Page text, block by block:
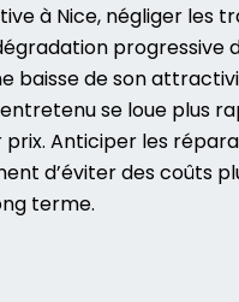
à Nice, négliger les
progressive
baisse de son
se loue plus
prix. Anticiper les
d’éviter des coûts
terme.